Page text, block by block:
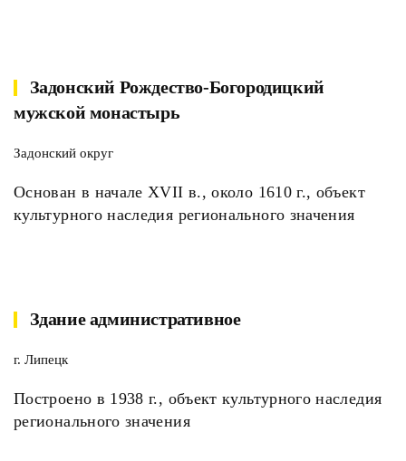
Задонский Рождество-Богородицкий
мужской монастырь
Задонский округ
Основан в начале XVII в., около 1610 г., объект
культурного наследия регионального значения
Здание административное
г. Липецк
Построено в 1938 г., объект культурного наследия
регионального значения